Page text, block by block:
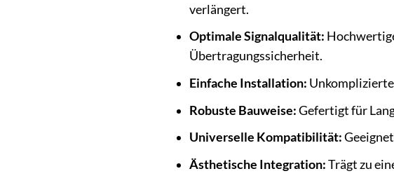
verlängert.
Optimale Signalqualität:
Übertragungs­sicherheit.
Einfache Installation:
Robuste Bauweise:Gefertigt für
Universelle Kompatibilität:
Ästhetische Integration:Trägt zu